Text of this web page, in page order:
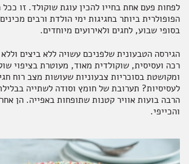
לפחות פעם אחת בחייו להכין עוגת שוקולד. זו ככל
הפופולרית ביותר בחגיגות ימי הולדת ורבים
בסופי שבוע, לחגים ולאירועים מיוחדים.
הגירסה הטבעונית שלפניכם עשויה ללא ביצים
רכה ועסיסית, שוקולדית מאוד, מעוטרת בציפוי
ומקושטת בסוכריות צבעוניות שעושות מצב רוח
לעסיסיות? תערובת של חומץ וסודה לשתייה
הרבה בועות אוויר קטנות שתופחות באפייה. הן
והכייפי.
ארוחות שלמות
מגשי אירוח מתוקים
להשלמת האירוח
תבלינים
ממרחים מתוקים, שוקולד וממתקים
קפה ותה
אלכוהול ותזקיקים
חדר רחצה
טקסטיל
סלים ותיקים